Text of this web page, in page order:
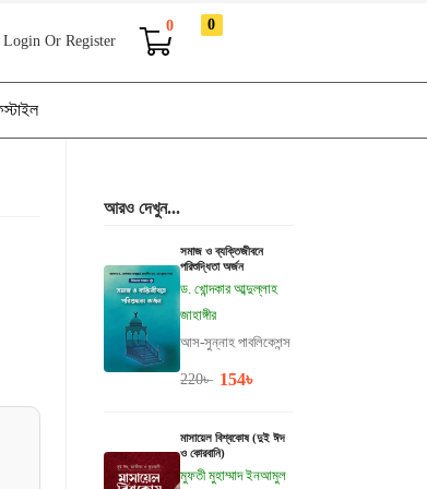
Login Or Register
0 0
আরও দেখুন...
সমাজ ও ব্যক্তিজীবনে
পরিশুদ্ধিতা অর্জন
ড. খোন্দকার আব্দুল্লাহ
জাহাঙ্গীর
আস-সুন্নাহ পাবলিকেশন্স
220৳ 154৳
মাসায়েল বিশ্বকোষ (দুই ঈদ
ও কোরবানি)
মুফতী মুহাম্মাদ ইনআমুল